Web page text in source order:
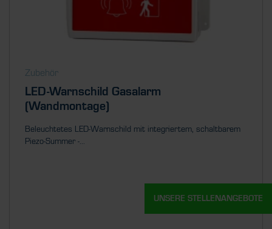
Zubehör
LED-Warnschild Gasalarm
(Wandmontage)
Beleuchtetes LED-Warnschild mit integriertem, schaltbarem
Piezo-Summer -...
UNSERE STELLENANGEBOTE